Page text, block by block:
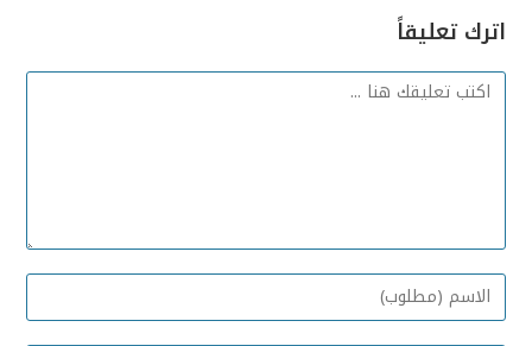
اترك تعليقاً